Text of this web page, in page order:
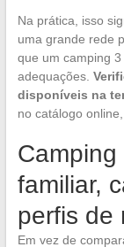
Na prática, isso
uma grande rede
que um camping
adequações.
disponíveis na
no catálogo
familiar,
perfis de
Em vez de